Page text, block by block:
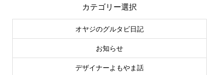
カテゴリー選択
オヤジのグルタビ日記
お知らせ
デザイナーよもやま話